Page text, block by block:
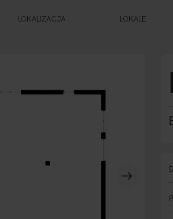
LOKALIZACJA LOKALE